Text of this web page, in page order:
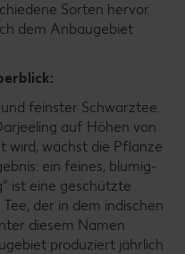
Sorten hervor.
dem Anbaugebiet
feinster Schwarztee.
auf Höhen von
wird, wächst die Pflanze
ein feines, blumig-
ist eine geschützte
der in dem indischen
diesem Namen
produziert jährlich